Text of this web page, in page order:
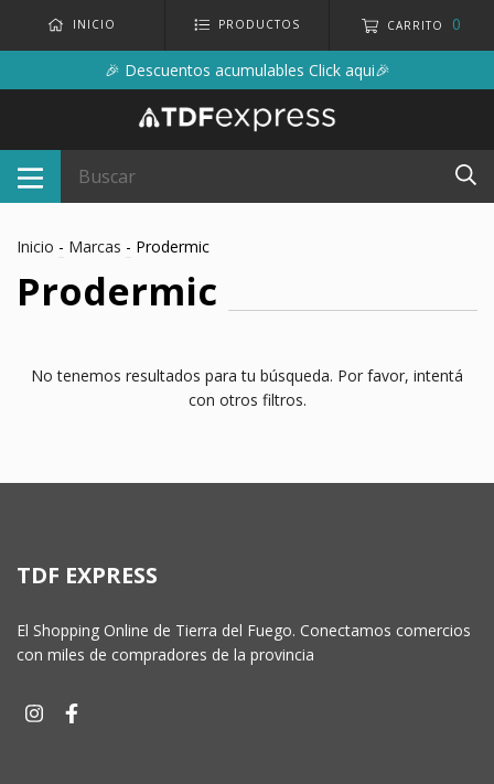
INICIO PRODUCTOS CARRITO 0
🎉 Descuentos acumulables Click aqui🎉
Inicio - Marcas - Prodermic
Prodermic
No tenemos resultados para tu búsqueda. Por favor, intentá
con otros filtros.
TDF EXPRESS
El Shopping Online de Tierra del Fuego. Conectamos comercios
con miles de compradores de la provincia